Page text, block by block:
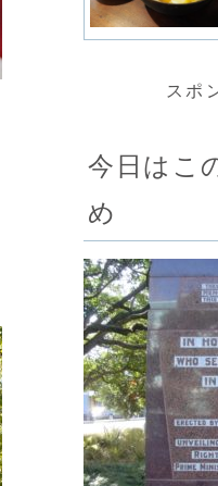
スポ
今日はこ
め